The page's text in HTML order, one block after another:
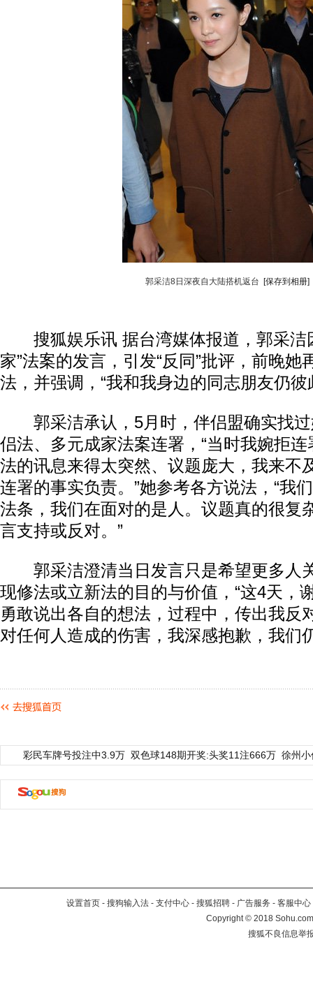
郭采洁8日深夜自大陆搭机返台 [保存到相册]
搜狐娱乐讯 据台湾媒体报道，郭采洁
家”法案的发言，引发“反同”批评，前晚她
法，并强调，“我和我身边的同志朋友仍彼
郭采洁承认，5月时，伴侣盟确实找过
侣法、多元成家法案连署，“当时我婉拒
法的讯息来得太突然、议题庞大，我来不
连署的事实负责。”她参考各方说法，“我
法条，我们在面对的是人。议题真的很复
言支持或反对。”
郭采洁澄清当日发言只是希望更多人
现修法或立新法的目的与价值，“这4天，
勇敢说出各自的想法，过程中，传出我反
对任何人造成的伤害，我深感抱歉，我们
彩民车牌号投注中3.9万 双色球148期开奖:头奖11注666万 徐州
设置首页 - 搜狗输入法 - 支付中心 - 搜狐招聘 - 广告服务 - 客服中心
Copyright©2018
搜狐不良信息举